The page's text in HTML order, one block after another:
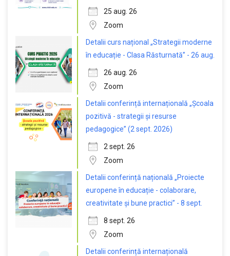
25 aug. 26
Zoom
Detalii curs național „Strategii moderne
în educație - Clasa Răsturnată” - 26 aug.
26 aug. 26
Zoom
Detalii conferință internațională „Școala
pozitivă - strategii și resurse
pedagogice” (2 sept. 2026)
2 sept. 26
Zoom
Detalii conferință națională „Proiecte
europene în educație - colaborare,
creativitate și bune practici” - 8 sept.
8 sept. 26
Zoom
Detalii conferință internațională